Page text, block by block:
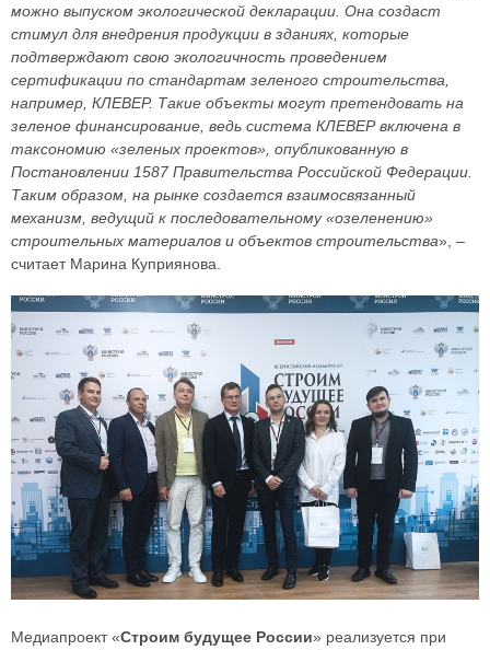
можно выпуском экологической декларации. Она создаст
стимул для внедрения продукции в зданиях, которые
подтверждают свою экологичность проведением
сертификации по стандартам зеленого строительства,
например, КЛЕВЕР. Такие объекты могут претендовать на
зеленое финансирование, ведь система КЛЕВЕР включена в
таксономию «зеленых проектов», опубликованную в
Постановлении 1587 Правительства Российской Федерации.
Таким образом, на рынке создается взаимосвязанный
механизм, ведущий к последовательному «озеленению»
строительных материалов и объектов строительства», –
считает Марина Куприянова.
Медиапроект «Строим будущее России» реализуется при